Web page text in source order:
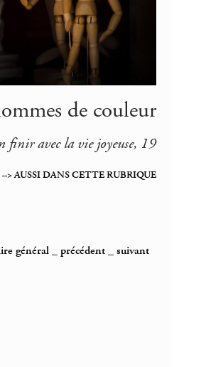
de couleur
finir avec la vie joyeuse, 19
–> AUSSI DANS CETTE RUBRIQUE
général _précédent _suivant